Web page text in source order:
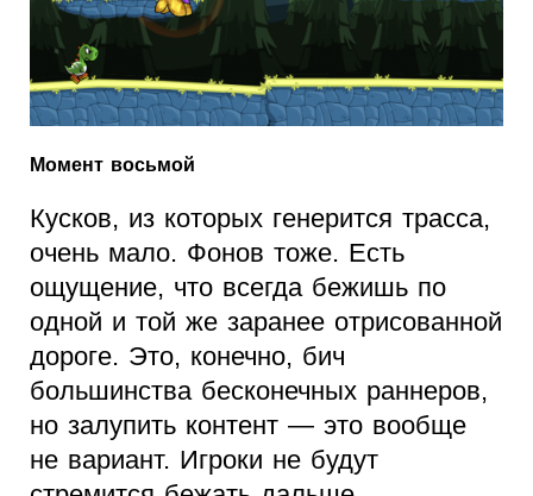
Момент восьмой
Кусков, из которых генерится трасса,
очень мало. Фонов тоже. Есть
ощущение, что всегда бежишь по
одной и той же заранее отрисованной
дороге. Это, конечно, бич
большинства бесконечных раннеров,
но залупить контент — это вообще
не вариант. Игроки не будут